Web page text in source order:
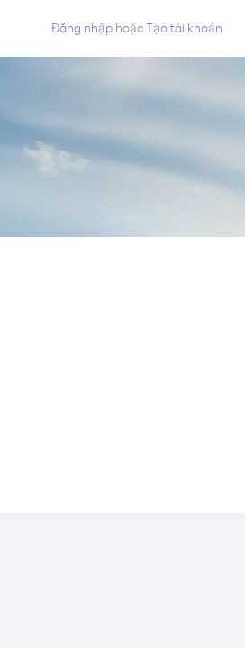
Đăng nhập hoặcTạo tài khoản